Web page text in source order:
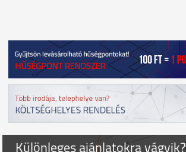
Különleges ajánlatokra vágyik?